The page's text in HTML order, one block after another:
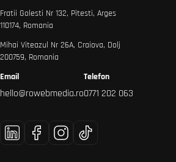
Fratii Golesti Nr 132, Pitesti, Arges
110174, Romania
Mihai Viteazul Nr 26A, Craiova, Dolj
200759, Romania
Email
hello@rowebmedia.ro
Telefon
0771 202 063